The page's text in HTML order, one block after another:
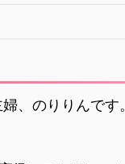
、のりりんです